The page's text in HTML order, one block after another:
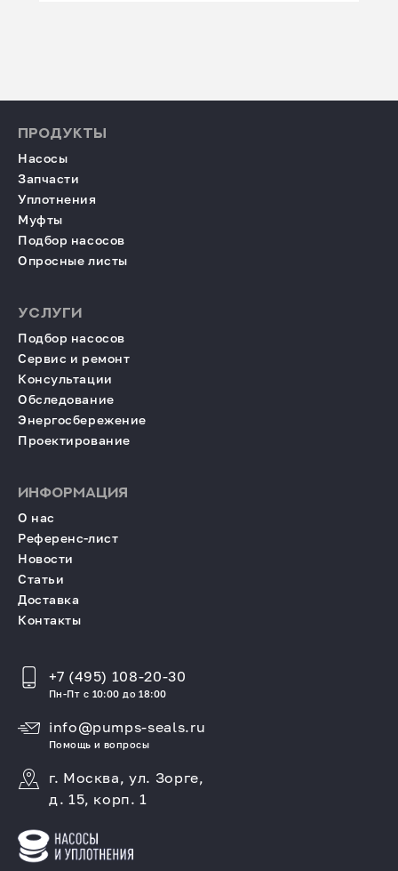
ПРОДУКТЫ
Насосы
Запчасти
Уплотнения
Муфты
Подбор насосов
Опросные листы
УСЛУГИ
Подбор насосов
Сервис и ремонт
Консультации
Обследование
Энергосбережение
Проектирование
ИНФОРМАЦИЯ
О нас
Референс-лист
Новости
Статьи
Доставка
Контакты
+7 (495) 108-20-30
Пн-Пт с 10:00 до 18:00
info@pumps-seals.ru
Помощь и вопросы
г. Москва, ул. Зорге,
д. 15, корп. 1